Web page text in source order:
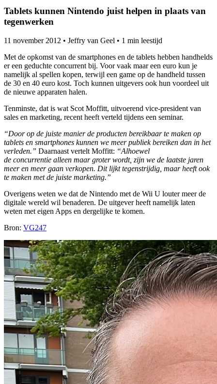
Tablets kunnen Nintendo juist helpen in plaats van
tegenwerken
11 november 2012 • Jeffry van Geel • 1 min leestijd
Met de opkomst van de smartphones en de tablets hebben handhelds
er een geduchte concurrent bij. Voor vaak maar een euro kun je
namelijk al spellen kopen, terwijl een game op de handheld tussen
de 30 en 40 euro kost. Toch kunnen uitgevers ook hun voordeel uit
de nieuwe apparaten halen.
Tenminste, dat is wat Scot Moffitt, uitvoerend vice-president van
sales en marketing, recent heeft verteld tijdens een seminar.
“Door op de juiste manier de producten bereikbaar te maken op
tablets en smartphones kunnen we meer publiek bereiken dan in het
verleden.” Daarnaast vertelt Moffitt: “Alhoewel
de concurrentie alleen maar groter wordt, zijn we de laatste jaren
meer en meer gaan verkopen. Dit lijkt tegenstrijdig, maar heeft ook
te maken met de juiste marketing.”
Overigens weten we dat de Nintendo met de Wii U louter meer de
digitale wereld wil benaderen. De uitgever heeft namelijk laten
weten met eigen Apps en dergelijke te komen.
Bron: VG247